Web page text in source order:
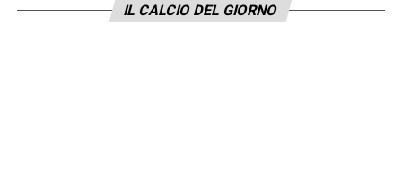
nessuno, dobbiamo migliorare e lo
IL CALCIO DEL GIORNO